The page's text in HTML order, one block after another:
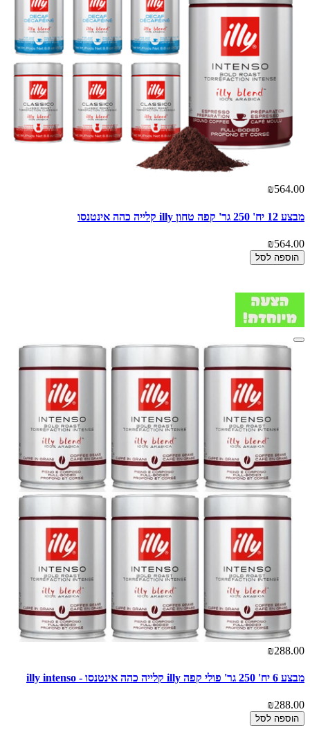
₪564.00
מבצע 12 יח' 250 גר' קפה טחון illy קלייה כהה אינטנסו
₪564.00
הוספה לסל
₪288.00
מבצע 6 יח' 250 גר' פולי קפה illy קלייה כהה אינטנסו - illy intenso
₪288.00
הוספה לסל